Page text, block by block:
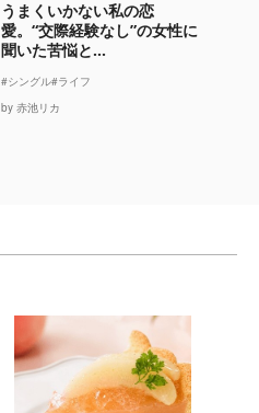
うまくいかない私の恋
愛。“交際経験なし”の女性に
聞いた苦悩と...
#シングル#ライフ
by 赤池リカ